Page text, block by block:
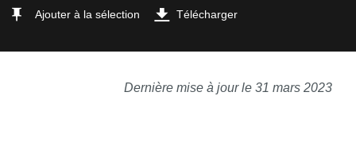
Ajouter à la sélection Télécharger
Dernière mise à jour le 31 mars 2023